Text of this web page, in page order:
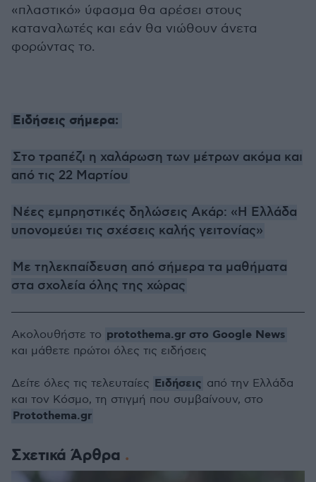
«πλαστικό» ύφασμα θα αρέσει στους
καταναλωτές και εάν θα νιώθουν άνετα
φορώντας το.
Ειδήσεις σήμερα:
Στο τραπέζι η χαλάρωση των μέτρων ακόμα και
από τις 22 Μαρτίου
Νέες εμπρηστικές δηλώσεις Ακάρ: «Η Ελλάδα
υπονομεύει τις σχέσεις καλής γειτονίας»
Με τηλεκπαίδευση από σήμερα τα μαθήματα
στα σχολεία όλης της χώρας
Σχετικά Άρθρα
Ακολουθήστε το protothema.gr στο Google News
και μάθετε πρώτοι όλες τις ειδήσεις
Δείτε όλες τις τελευταίες Ειδήσεις από την Ελλάδα
και τον Κόσμο, τη στιγμή που συμβαίνουν, στο
Protothema.gr